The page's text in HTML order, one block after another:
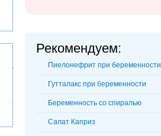
Рекомендуем:
Пиелонефрит при беременности
Гутталакс при беременности
Беременность со спиралью
Салат Каприз